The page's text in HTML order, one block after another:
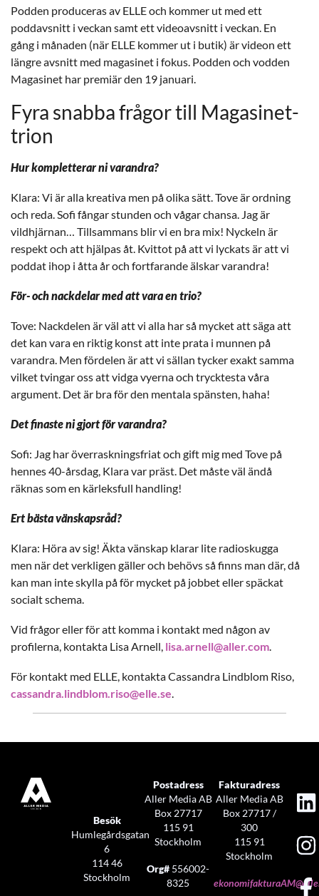
Podden produceras av ELLE och kommer ut med ett
poddavsnitt i veckan samt ett videoavsnitt i veckan. En
gång i månaden (när ELLE kommer ut i butik) är videon ett
längre avsnitt med magasinet i fokus. Podden och vodden
Magasinet har premiär den 19 januari.
Fyra snabba frågor till Magasinet-
trion
Hur kompletterar ni varandra?
Klara: Vi är alla kreativa men på olika sätt. Tove är ordning
och reda. Sofi fångar stunden och vågar chansa. Jag är
vildhjärnan… Tillsammans blir vi en bra mix! Nyckeln är
respekt och att hjälpas åt. Kvittot på att vi lyckats är att vi
poddat ihop i åtta år och fortfarande älskar varandra!
För- och nackdelar med att vara en trio?
Tove: Nackdelen är väl att vi alla har så mycket att säga att
det kan vara en riktig konst att inte prata i munnen på
varandra. Men fördelen är att vi sällan tycker exakt samma
vilket tvingar oss att vidga vyerna och trycktesta våra
argument. Det är bra för den mentala spänsten, haha!
Det finaste ni gjort för varandra?
Sofi: Jag har överraskningsfriat och gift mig med Tove på
hennes 40-årsdag, Klara var präst. Det måste väl ändå
räknas som en kärleksfull handling!
Ert bästa vänskapsråd?
Klara: Höra av sig! Äkta vänskap klarar lite radioskugga
men när det verkligen gäller och behövs så finns man där, då
kan man inte skylla på för mycket på jobbet eller späckat
socialt schema.
Vid frågor eller för att komma i kontakt med någon av
profilerna, kontakta Lisa Arnell, lisa.arnell@aller.com.
För kontakt med ELLE, kontakta Cassandra Lindblom Riso,
cassandra.lindblom.riso@elle.se.
Besök
Humlegårdsgatan
6
114 46
Stockholm
Postadress
Aller Media AB
Box 27717
115 91
Stockholm
Org# 556002-
8325
Fakturadress
Aller Media AB
Box 27717 /
300
115 91
Stockholm